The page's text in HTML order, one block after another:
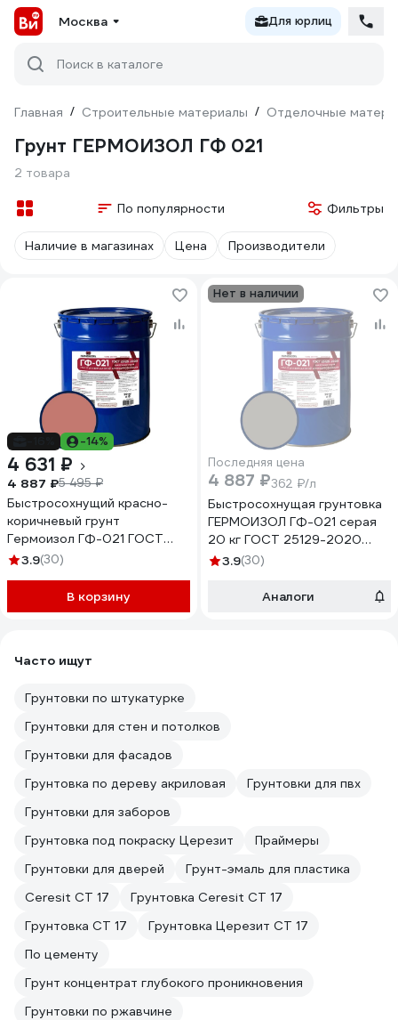
Москва Для юрлиц
Поиск в каталоге
Главная / Строительные материалы / Отделочные
Грунт ГЕРМОИЗОЛ ГФ 021
2 товара
По популярности Фильтры
Наличие в магазинах Цена Производители
-14%
4 631 ₽
4 887 ₽5 495 ₽
Быстросохнущий красно-
коричневый грунт
Гермоизол ГФ-021 ГОСТ
25129-2020 БП-00001191
3.9(30)
В корзину
Нет в наличии
Последняя цена
4 887 ₽362 ₽/л
Быстросохнущая грунтовка
ГЕРМОИЗОЛ ГФ-021 серая
20 кг ГОСТ 25129-2020
БП-00001192
3.9(30)
Аналоги
Часто ищут
Грунтовки по штукатурке
Грунтовки для стен и потолков
Грунтовки для фасадов
Грунтовка по дереву акриловая
Грунтовки для пвх
Грунтовки для заборов
Грунтовка под покраску Церезит
Праймеры
Грунтовки для дверей
Грунт-эмаль для пластика
Ceresit CT 17
Грунтовка Ceresit CT 17
Грунтовка CT 17
Грунтовка Церезит CT 17
По цементу
Грунт концентрат глубокого проникновения
Грунтовки по ржавчине